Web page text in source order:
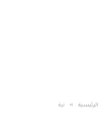
الرئيسية » نية